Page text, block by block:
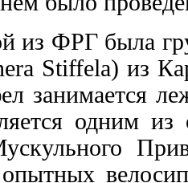
из ФРГ была
Stiffela) из
занимается
одним из